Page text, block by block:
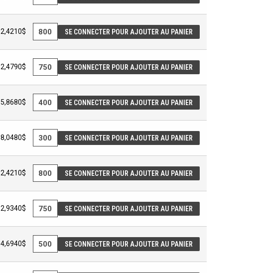
2,4210$ SE CONNECTER POUR AJOUTER AU PANIER
2,4790$ SE CONNECTER POUR AJOUTER AU PANIER
5,8680$ SE CONNECTER POUR AJOUTER AU PANIER
8,0480$ SE CONNECTER POUR AJOUTER AU PANIER
2,4210$ SE CONNECTER POUR AJOUTER AU PANIER
2,9340$ SE CONNECTER POUR AJOUTER AU PANIER
4,6940$ SE CONNECTER POUR AJOUTER AU PANIER